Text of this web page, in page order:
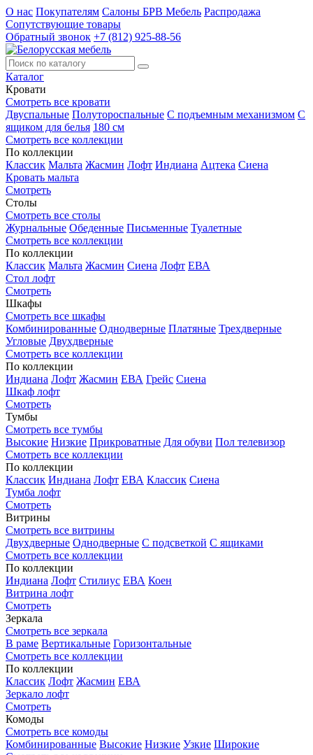
О нас Покупателям Салоны БРВ Мебель Распродажа
Сопутствующие товары
Обратный звонок +7 (812) 925-88-56
Каталог
Кровати
Смотреть все кровати
Двуспальные Полутороспальные С подъемным механизмом С
ящиком для белья 180 см
Смотреть все коллекции
По коллекции
Классик Мальта Жасмин Лофт Индиана Ацтека Сиена
Кровать мальта
Смотреть
Столы
Смотреть все столы
Журнальные Обеденные Письменные Туалетные
Смотреть все коллекции
По коллекции
Классик Мальта Жасмин Сиена Лофт ЕВА
Стол лофт
Смотреть
Шкафы
Смотреть все шкафы
Комбинированные Однодверные Платяные Трехдверные
Угловые Двухдверные
Смотреть все коллекции
По коллекции
Индиана Лофт Жасмин ЕВА Грейс Сиена
Шкаф лофт
Смотреть
Тумбы
Смотреть все тумбы
Высокие Низкие Прикроватные Для обуви Пол телевизор
Смотреть все коллекции
По коллекции
Классик Индиана Лофт ЕВА Классик Сиена
Тумба лофт
Смотреть
Витрины
Смотреть все витрины
Двухдверные Однодверные С подсветкой С ящиками
Смотреть все коллекции
По коллекции
Индиана Лофт Стилиус ЕВА Коен
Витрина лофт
Смотреть
Зеркала
Смотреть все зеркала
В раме Вертикальные Горизонтальные
Смотреть все коллекции
По коллекции
Классик Лофт Жасмин ЕВА
Зеркало лофт
Смотреть
Комоды
Смотреть все комоды
Комбинированные Высокие Низкие Узкие Широкие